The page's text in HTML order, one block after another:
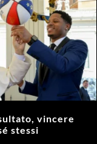
vincere
stessi